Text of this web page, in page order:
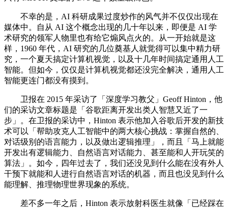
不幸的是，AI 科研成果过度炒作的风气并不仅仅出现在
媒体中。自从 AI 这个概念出现的几十年以来，即便是 AI 学
术研究的领军人物里也有给它煽风点火的。从一开始就是这
样，1960 年代，AI 研究的几位奠基人就觉得可以集中精力研
究，一个夏天搞定计算机视觉，以及十几年时间搞定通用人工
智能。但如今，仅仅是计算机视觉都还没完全解决，通用人工
智能更连门都没有摸到。
卫报在 2015 年采访了「深度学习教父」Geoff Hinton，他
们的采访文章标题是「谷歌距离开发出类人智慧又近了一
步」。在卫报的采访中，Hinton 表示他加入谷歌后开发的新技
术可以「帮助攻克人工智能中的两大核心挑战：掌握自然的、
对话级别的语言能力，以及做出逻辑推理」，而且「马上就能
开发出有逻辑能力、自然语言对话能力、甚至能和人开玩笑的
算法」。如今，四年过去了，我们还没见到什么能在没有外人
干预下就能和人进行自然语言对话的机器，而且也没见到什么
能理解、推理物理世界现象的系统。
差不多一年之后，Hinton 表示放射科医生就像「已经踩在